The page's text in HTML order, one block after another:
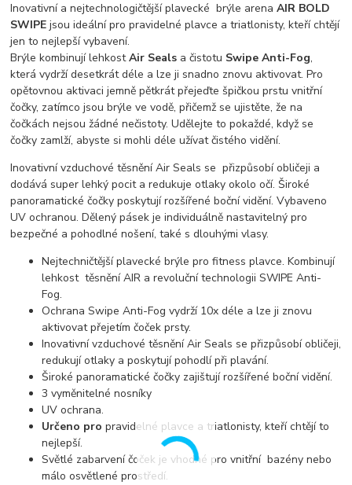
Inovativní a nejtechnologičtější plavecké brýle arenaAIR BOLD
SWIPE jsou ideální pro pravidelné plavce a triatlonisty, kteří chtějí
jen to nejlepší vybavení.
Brýle kombinují lehkostAir Seals a čistotu Swipe Anti-Fog,
která vydrží desetkrát déle a lze ji snadno znovu aktivovat. Pro
opětovnou aktivaci jemně pětkrát přejeďte špičkou prstu vnitřní
čočky, zatímco jsou brýle ve vodě, přičemž se ujistěte, že na
čočkách nejsou žádné nečistoty. Udělejte to pokaždé, když se
čočky zamlží, abyste si mohli déle užívat čistého vidění.
Inovativní vzduchové těsnění Air Seals se přizpůsobí obličeji a
dodává super lehký pocit a redukuje otlaky okolo očí. Široké
panoramatické čočky poskytují rozšířené boční vidění. Vybaveno
UV ochranou. Dělený pásek je individuálně nastavitelný pro
bezpečné a pohodlné nošení, také s dlouhými vlasy.
Nejtechničtější plavecké brýle pro fitness plavce. Kombinují
lehkost těsnění AIR a revoluční technologii SWIPE Anti-
Fog.
Ochrana Swipe Anti-Fog vydrží 10x déle a lze ji znovu
aktivovat přejetím čoček prsty.
Inovativní vzduchové těsnění Air Seals se přizpůsobí obličeji,
redukují otlaky a poskytují pohodlí při plavání.
Široké panoramatické čočky zajištují rozšířené boční vidění.
3 vyměnitelné nosníky
UV ochrana.
Určeno pro pravidelné plavce a triatlonisty, kteří chtějí to
nejlepší.
Světlé zabarvení čoček je vhodné pro vnitřní bazény nebo
málo osvětlené prostředí.